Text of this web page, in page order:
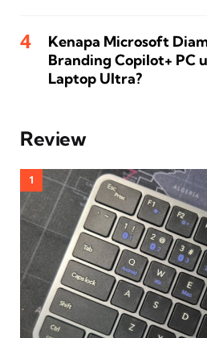
Kenapa Microsoft
Branding Copilot+ PC
Laptop Ultra?
Review